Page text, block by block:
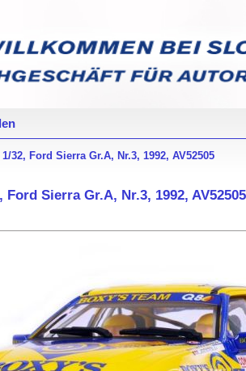
32, Ford Sierra Gr.A, Nr.3, 1992, AV52505
Ford Sierra Gr.A, Nr.3, 1992, AV52505